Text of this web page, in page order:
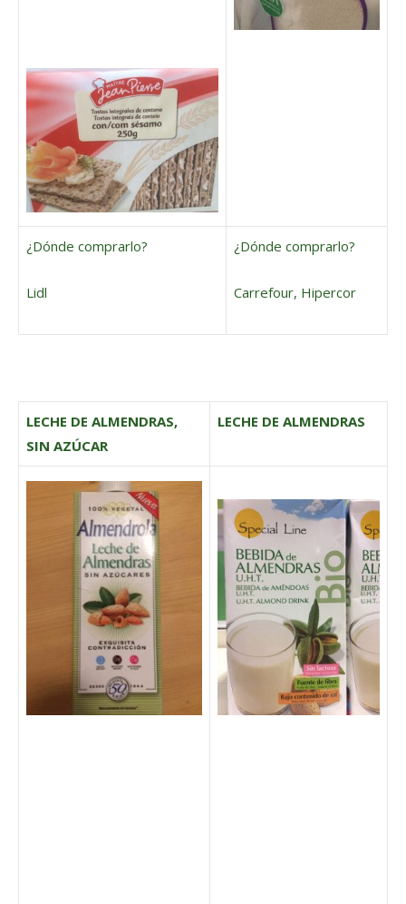
¿Dónde comprarlo?
Lidl
¿Dónde comprarlo?
Carrefour, Hipercor
LECHE DE ALMENDRAS,
SIN AZÚCAR
LECHE DE ALMENDRAS